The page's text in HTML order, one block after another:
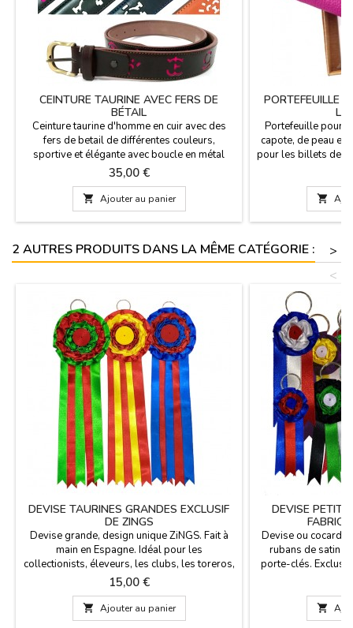
CEINTURE TAURINE AVEC FERS DE
BÉTAIL
Ceinture taurine d'homme en cuir avec des
fers de betail de différentes couleurs,
sportive et élégante avec boucle en métal
doré vieux. L'excellente qualité et fabriqués
en Espagne.Taille: 3,5 cm de large x 125 cm
de longueur
Prix
35,00 €
 Ajouter au panier
PORTEFEUILLE
Portefeuille pour
capote, de peau et
pour les billets de
quatre formats
cm/ Médiane: 13
10 cm/ Très

2 AUTRES PRODUITS DANS LA MÊME CATÉGORIE :
>
<
DEVISE TAURINES GRANDES EXCLUSIF
DE ZINGS
Devise grande, design unique ZiNGS. Fait à
main en Espagne. Idéal pour les
collectionists, éleveurs, les clubs, les toreros,
etc. Mesure: 9 cm de diamètre et 28 cm de
long, sans l'anneau. Si nous ne voulons pas,
vous pouvez le commander dans n'importe
quelle couleur vous avez besoin d'écrire
Prix
15,00 €
 Ajouter au panier
DEVISE
Devise ou
rubans de satin
porte-clés. Exclusif
pas celui que
commander
dont vous
